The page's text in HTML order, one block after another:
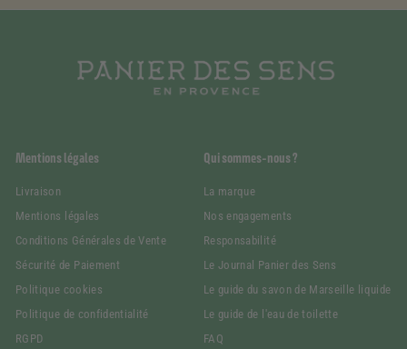
Mentions légales
Livraison
Mentions légales
Conditions Générales de Vente
Sécurité de Paiement
Politique cookies
Politique de confidentialité
RGPD
Qui sommes-nous ?
La marque
Nos engagements
Responsabilité
Le Journal Panier des Sens
Le guide du savon de Marseille liquide
Le guide de l'eau de toilette
FAQ